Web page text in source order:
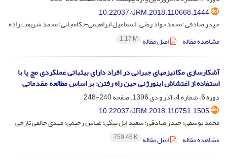
10.22037/JRM.2018.110668.1444
حیدر صادقی؛ محمدجواد رضی؛ اسماعیل ابراهیمی-تکامجانی؛ محمد شریعت زاده
مشاهده مقاله
اصل مقاله 1.17 M
آشکارسازی مکانیزمهای جبرانی در افراد دارای بیثباتی عملکردی مچ پا با
استفاده از اغتشاش اینورژنی حین راه رفتن: بر اساس مطالعه مقدماتی
دوره 6، شماره 4، آذر و دی 1396، صفحه
240-248
10.22037/JRM.2018.110751.1505
محمد یوسفی؛ حیدر صادقی؛ سعید ایل بیگی؛ عباس رحیمی؛ مهدی خالقی تازجی
مشاهده مقاله
اصل مقاله 759.46 K